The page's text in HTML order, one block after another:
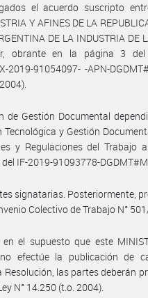
el acuerdo suscripto
Y AFINES DE LA
DE LA INDUSTRIA DE
obrante en la página 3 del
2019-91054097- -APN-
de Gestión Documental
y Gestión
y Regulaciones del Trabajo
IF-2019-91093778-
signatarias. Posteriormente,
Colectivo de Trabajo N°
el supuesto que este
no efectúe la publicación de
las partes deberán
N° 14.250 (t.o. 2004).